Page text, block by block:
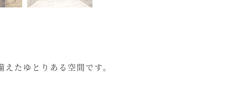
たゆとりある空間です。